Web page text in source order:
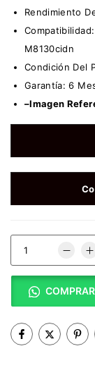
Rendimiento
M8130cidn
Condición Del
Garantía: 6
–Imagen